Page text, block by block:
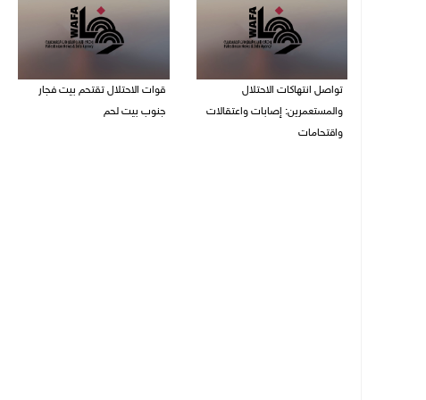
تواصل انتهاكات الاحتلال
والمستعمرين: إصابات واعتقالات
واقتحامات
قوات الاحتلال تقتحم بيت فجار
جنوب بيت لحم